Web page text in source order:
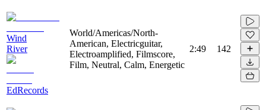
Wind
River
EdRecords
World/Americas/North-
American, Electricguitar,
Electroamplified, Filmscore,
Film, Neutral, Calm, Energetic
2:49 142